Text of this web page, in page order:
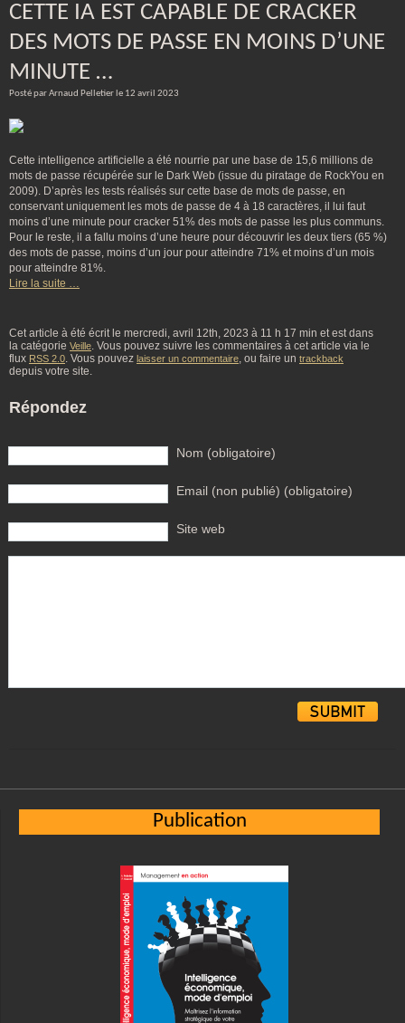
CETTE IA EST CAPABLE DE CRACKER
DES MOTS DE PASSE EN MOINS D’UNE
MINUTE …
Posté par Arnaud Pelletier le 12 avril 2023
Cette intelligence artificielle a été nourrie par une base de 15,6 millions de
mots de passe récupérée sur le Dark Web (issue du piratage de RockYou en
2009). D’après les tests réalisés sur cette base de mots de passe, en
conservant uniquement les mots de passe de 4 à 18 caractères, il lui faut
moins d’une minute pour cracker 51% des mots de passe les plus communs.
Pour le reste, il a fallu moins d’une heure pour découvrir les deux tiers (65 %)
des mots de passe, moins d’un jour pour atteindre 71% et moins d’un mois
pour atteindre 81%.
Lire la suite …
Cet article à été écrit le mercredi, avril 12th, 2023 à 11 h 17 min et est dans
la catégorie Veille. Vous pouvez suivre les commentaires à cet article via le
flux RSS 2.0. Vous pouvez laisser un commentaire, ou faire un trackback
depuis votre site.
Répondez
Nom (obligatoire)
Email (non publié) (obligatoire)
Site web
Publication